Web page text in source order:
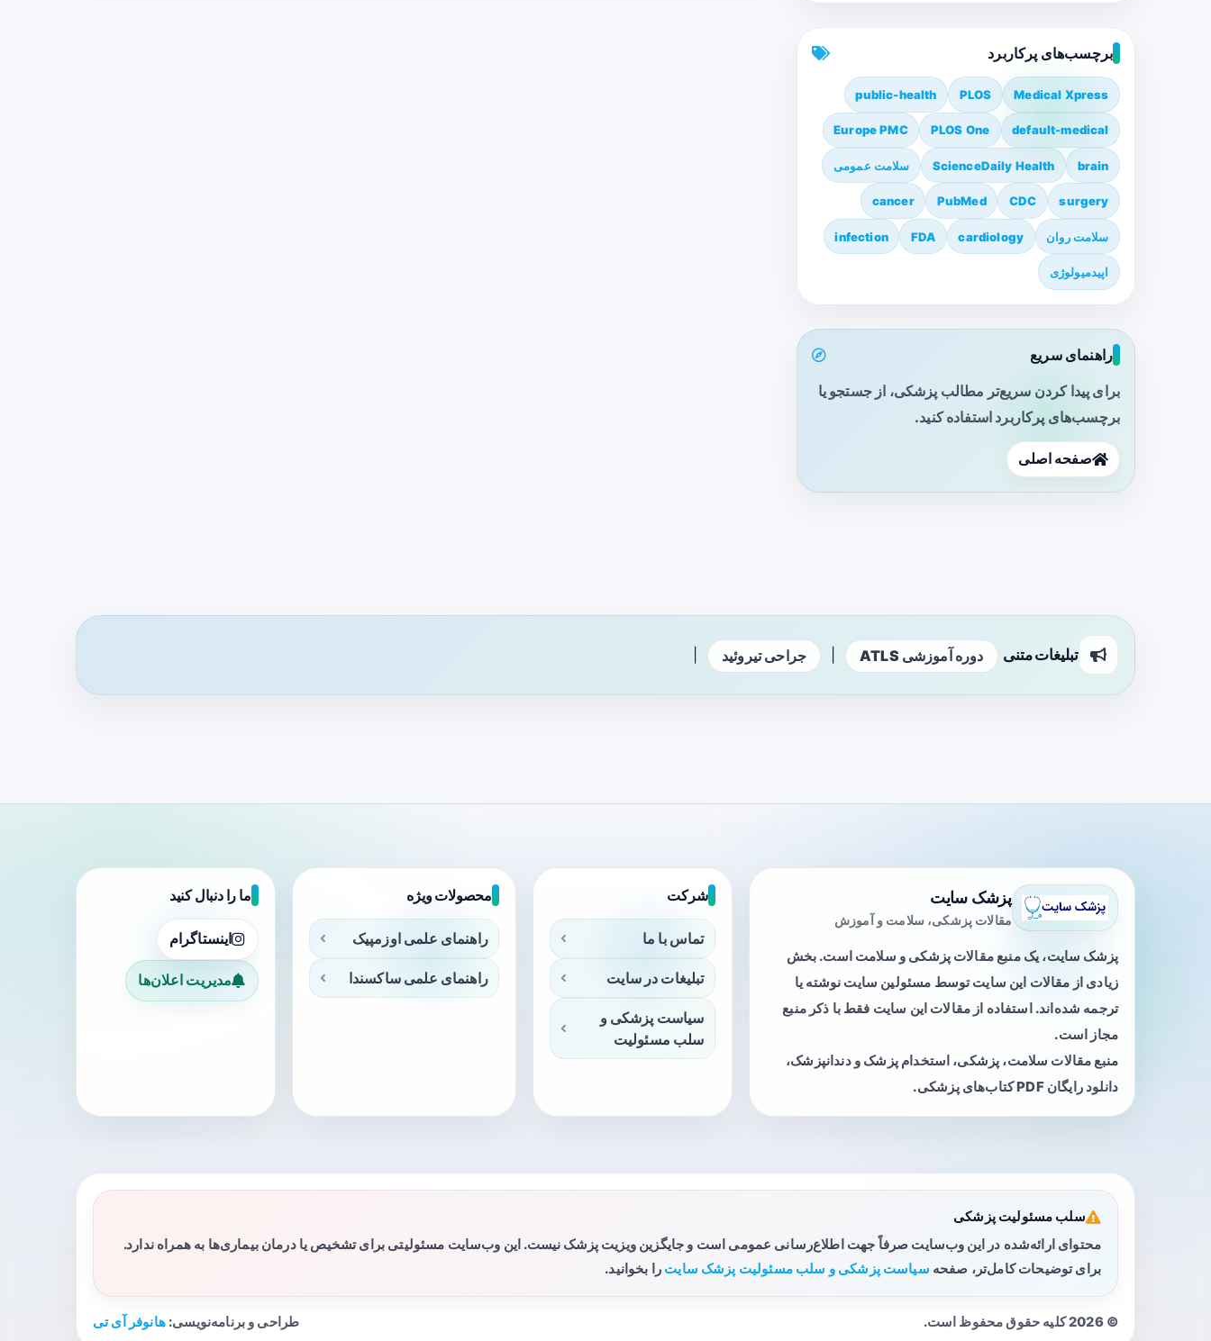
برچسب‌های پرکاربرد
Medical Xpress
PLOS
public-health
default-medical
PLOS One
Europe PMC
brain
ScienceDaily Health سلامت عمومی
surgery
CDC
PubMed
cancer
سلامت روان cardiology
FDA
infection
اپیدمیولوژی
راهنمای سریع
برای پیدا کردن سریع‌تر مطالب پزشکی، از جستجو یا
برچسب‌های پرکاربرد استفاده کنید.
صفحه اصلی
تبلیغات متنی دوره آموزشی ATLS جراحی تیروئید
پزشک سایت
مقالات پزشکی، سلامت و آموزش
پزشک سایت، یک منبع مقالات پزشکی و سلامت است. بخش
زیادی از مقالات این سایت توسط مسئولین سایت نوشته یا
ترجمه شده‌اند. استفاده از مقالات این سایت فقط با ذکر منبع
مجاز است.
منبع مقالات سلامت، پزشکی، استخدام پزشک و دندانپزشک،
دانلود رایگان PDF کتاب‌های پزشکی.
شرکت
تماس با ما
تبلیغات در سایت
سیاست پزشکی و
سلب مسئولیت
محصولات ویژه
راهنمای علمی اوزمپیک
راهنمای علمی ساکسندا
ما را دنبال کنید
اینستاگرام
مدیریت اعلان‌ها
سلب مسئولیت پزشکی
محتوای ارائه‌شده در این وب‌سایت صرفاً جهت اطلاع‌رسانی عمومی است و جایگزین ویزیت پزشک نیست. این وب‌سایت مسئولیتی برای تشخیص یا درمان بیماری‌ها به همراه ندارد.
برای توضیحات کامل‌تر، صفحه سیاست پزشکی و سلب مسئولیت پزشک سایت را بخوانید.
© 2026 کلیه حقوق محفوظ است. طراحی و برنامه‌نویسی:هانوفر آی تی